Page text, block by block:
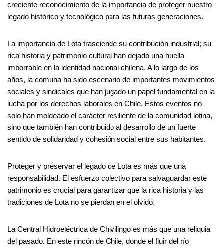
creciente reconocimiento de la importancia de proteger nuestro
legado histórico y tecnológico para las futuras generaciones.
La importancia de Lota trasciende su contribución industrial; su
rica historia y patrimonio cultural han dejado una huella
imborrable en la identidad nacional chilena. A lo largo de los
años, la comuna ha sido escenario de importantes movimientos
sociales y sindicales que han jugado un papel fundamental en la
lucha por los derechos laborales en Chile. Estos eventos no
solo han moldeado el carácter resiliente de la comunidad lotina,
sino que también han contribuido al desarrollo de un fuerte
sentido de solidaridad y cohesión social entre sus habitantes.
Proteger y preservar el legado de Lota es más que una
responsabilidad. El esfuerzo colectivo para salvaguardar este
patrimonio es crucial para garantizar que la rica historia y las
tradiciones de Lota no se pierdan en el olvido.
La Central Hidroeléctrica de Chivilingo es más que una reliquia
del pasado. En este rincón de Chile, donde el fluir del río